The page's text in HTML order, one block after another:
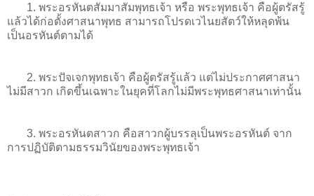
1. พระอรหันตสัมมาสัมพุทธเจ้า หรือ พระพุทธเจ้า คือผู้ตรัสรู้
แล้วได้ก่อตั้งศาสนาพุทธ สามารถโปรดเวไนยสัตว์ให้หลุดพ้น
เป็นอรหันต์ตามได้
2. พระปัจเจกพุทธเจ้า คือผู้ตรัสรู้แล้ว แต่ไม่ประกาศศาสนา
ไม่มีสาวก เกิดขึ้นเฉพาะในยุคที่โลกไม่มีพระพุทธศาสนาเท่านั้น
3. พระอรหันตสาวก คือสาวกผู้บรรลุเป็นพระอรหันต์ จาก
การปฏิบัติตามธรรมวินัยของพระพุทธเจ้า